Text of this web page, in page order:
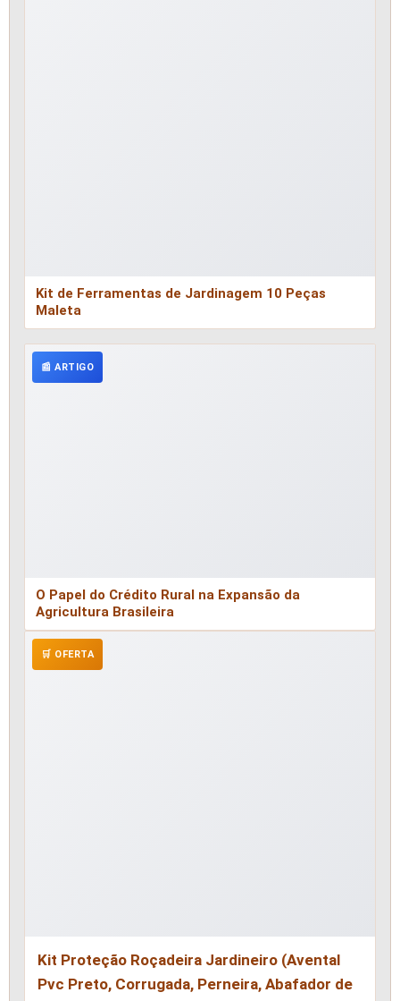
Kit de Ferramentas de Jardinagem 10 Peças
Maleta
📰 ARTIGO
O Papel do Crédito Rural na Expansão da
Agricultura Brasileira
🛒 OFERTA
Kit Proteção Roçadeira Jardineiro (Avental
Pvc Preto, Corrugada, Perneira, Abafador de